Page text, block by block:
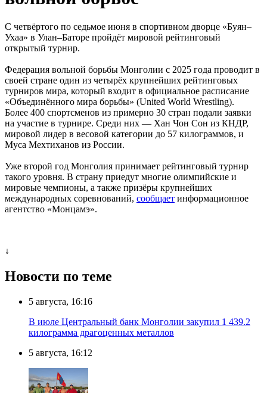
С четвёртого по седьмое июня в спортивном дворце «Буян–
Ухаа» в Улан–Баторе пройдёт мировой рейтинговый
открытый турнир.
Федерация вольной борьбы Монголии с 2025 года проводит в
своей стране один из четырёх крупнейших рейтинговых
турниров мира, который входит в официальное расписание
«Объединённого мира борьбы» (United World Wrestling).
Более 400 спортсменов из примерно 30 стран подали заявки
на участие в турнире. Среди них — Хан Чон Сон из КНДР,
мировой лидер в весовой категории до 57 килограммов, и
Муса Мехтиханов из России.
Уже второй год Монголия принимает рейтинговый турнир
такого уровня. В страну приедут многие олимпийские и
мировые чемпионы, а также призёры крупнейших
международных соревнований, сообщает информационное
агентство «Монцамэ».
↓
Новости по теме
5 августа, 16:16
В июле Центральный банк Монголии закупил 1 439.2
килограмма драгоценных металлов
5 августа, 16:12